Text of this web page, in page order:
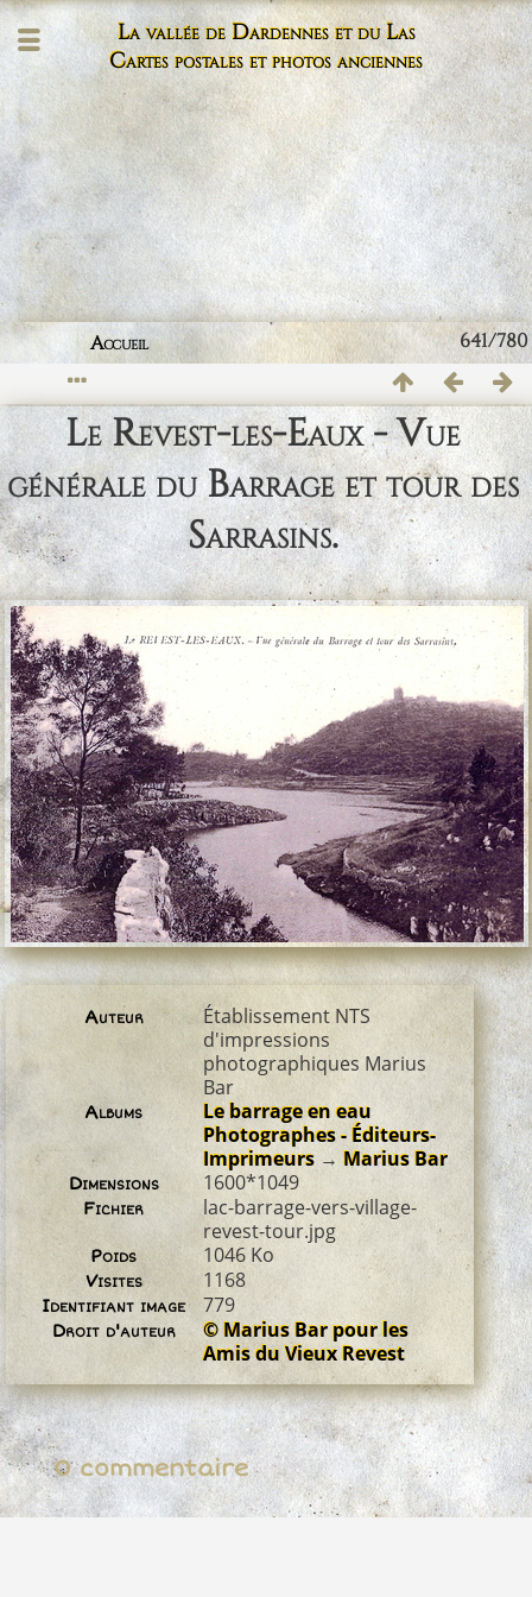
La vallée de Dardennes et du Las
Cartes postales et photos anciennes
641/780
Accueil
Le Revest-les-Eaux - Vue
générale du Barrage et tour des
Sarrasins.
Auteur
Établissement NTS
d'impressions
photographiques Marius
Bar
Albums
Le barrage en eau
Photographes - Éditeurs-
Imprimeurs→ Marius Bar
Dimensions 1600*1049
Fichier
lac-barrage-vers-village-
revest-tour.jpg
Poids 1046 Ko
Visites 1168
Identifiant image 779
Droit d'auteur
© Marius Bar pour les
Amis du Vieux Revest
0 commentaire